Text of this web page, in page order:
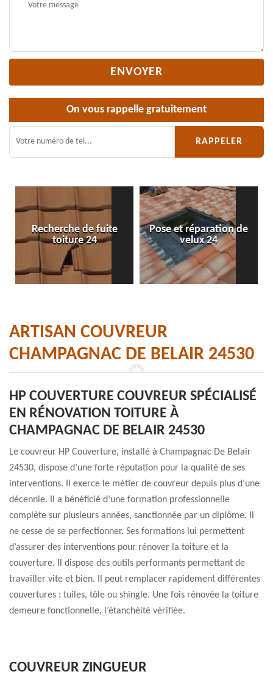
On vous rappelle gratuitement
Recherche de fuite
toiture 24
Pose et réparation de
velux 24
ARTISAN COUVREUR
CHAMPAGNAC DE BELAIR 24530
HP COUVERTURE COUVREUR SPÉCIALISÉ
EN RÉNOVATION TOITURE À
CHAMPAGNAC DE BELAIR 24530
Le couvreur HP Couverture, installé à Champagnac De Belair
24530, dispose d’une forte réputation pour la qualité de ses
interventions. Il exerce le métier de couvreur depuis plus d’une
décennie. Il a bénéficié d’une formation professionnelle
complète sur plusieurs années, sanctionnée par un diplôme. Il
ne cesse de se perfectionner. Ses formations lui permettent
d’assurer des interventions pour rénover la toiture et la
couverture. Il dispose des outils performants permettant de
travailler vite et bien. Il peut remplacer rapidement différentes
couvertures : tuiles, tôle ou shingle. Une fois rénovée la toiture
demeure fonctionnelle, l’étanchéité vérifiée.
COUVREUR ZINGUEUR